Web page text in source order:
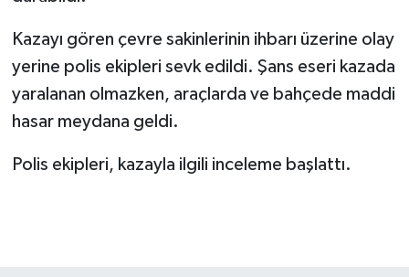
Kazayı gören çevre sakinlerinin ihbarı üzerine olay
yerine polis ekipleri sevk edildi. Şans eseri kazada
yaralanan olmazken, araçlarda ve bahçede maddi
hasar meydana geldi.
Polis ekipleri, kazayla ilgili inceleme başlattı.